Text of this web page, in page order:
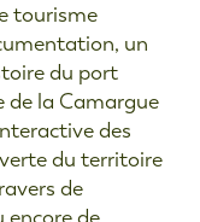
tourisme
un
du port
de la Camargue
des
du territoire
de